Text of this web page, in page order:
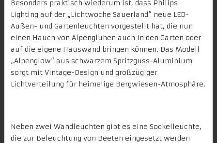
Besonders praktisch wiederum ist, dass Philips
Lighting auf der „Lichtwoche Sauerland“ neue LED-
Außen- und Gartenleuchten vorgestellt hat, die nun
einen Hauch von Alpenglühen auch in den Garten oder
auf die eigene Hauswand bringen können. Das Modell
„Alpenglow“ aus schwarzem Spritzguss-Aluminium
sorgt mit Vintage-Design und großzügiger
Lichtverteilung für heimelige Bergwiesen-Atmosphäre.
Neben zwei Wandleuchten gibt es eine Sockelleuchte,
die zur Beleuchtung von Beeten eingesetzt werden